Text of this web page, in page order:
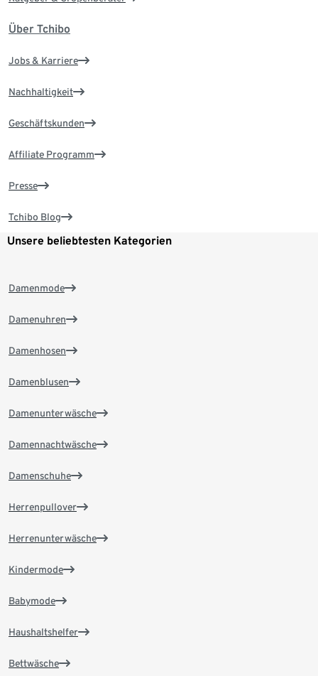
Über Tchibo
Jobs & Karriere
Nachhaltigkeit
Geschäftskunden
Affiliate Programm
Presse
Tchibo Blog
Unsere beliebtesten Kategorien
Damenmode
Damenuhren
Damenhosen
Damenblusen
Damenunterwäsche
Damennachtwäsche
Damenschuhe
Herrenpullover
Herrenunterwäsche
Kindermode
Babymode
Haushaltshelfer
Bettwäsche